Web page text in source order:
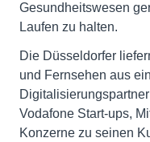
Gesundheitswesen
Laufen zu halten.
Die Düsseldorfer
und Fernsehen aus
Vodafone Start-ups,
Konzerne zu seinen